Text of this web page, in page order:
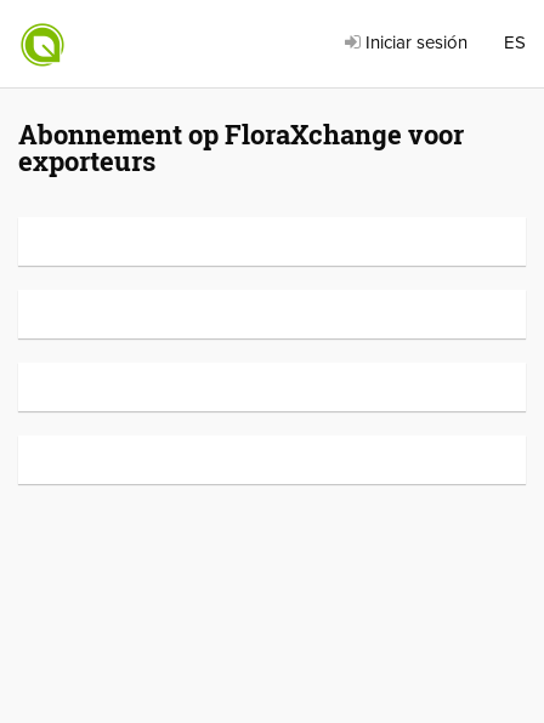
Iniciar sesión ES
Abonnement op FloraXchange voor
exporteurs